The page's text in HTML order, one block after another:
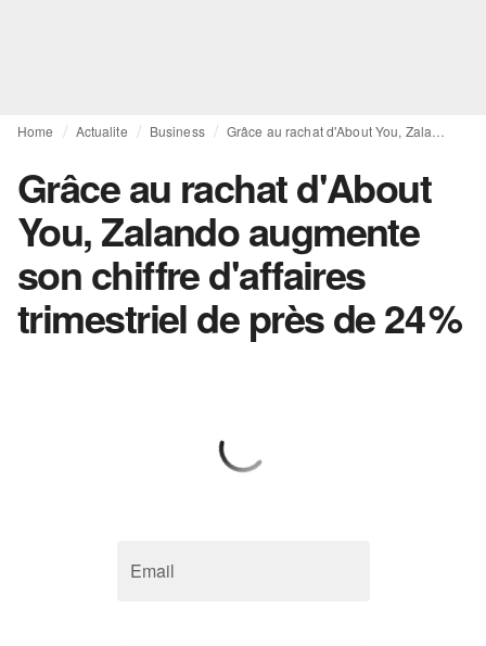
Home Actualite Business
Grâce au rachat d'About
You, Zalando augmente
son chiffre d'affaires
trimestriel de près de 24 %
Email